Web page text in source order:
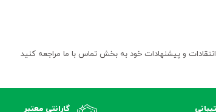
انتقادات و پیشنهادات خود به بخش تماس با ما مراجعه کنید
گارانتی معتبر